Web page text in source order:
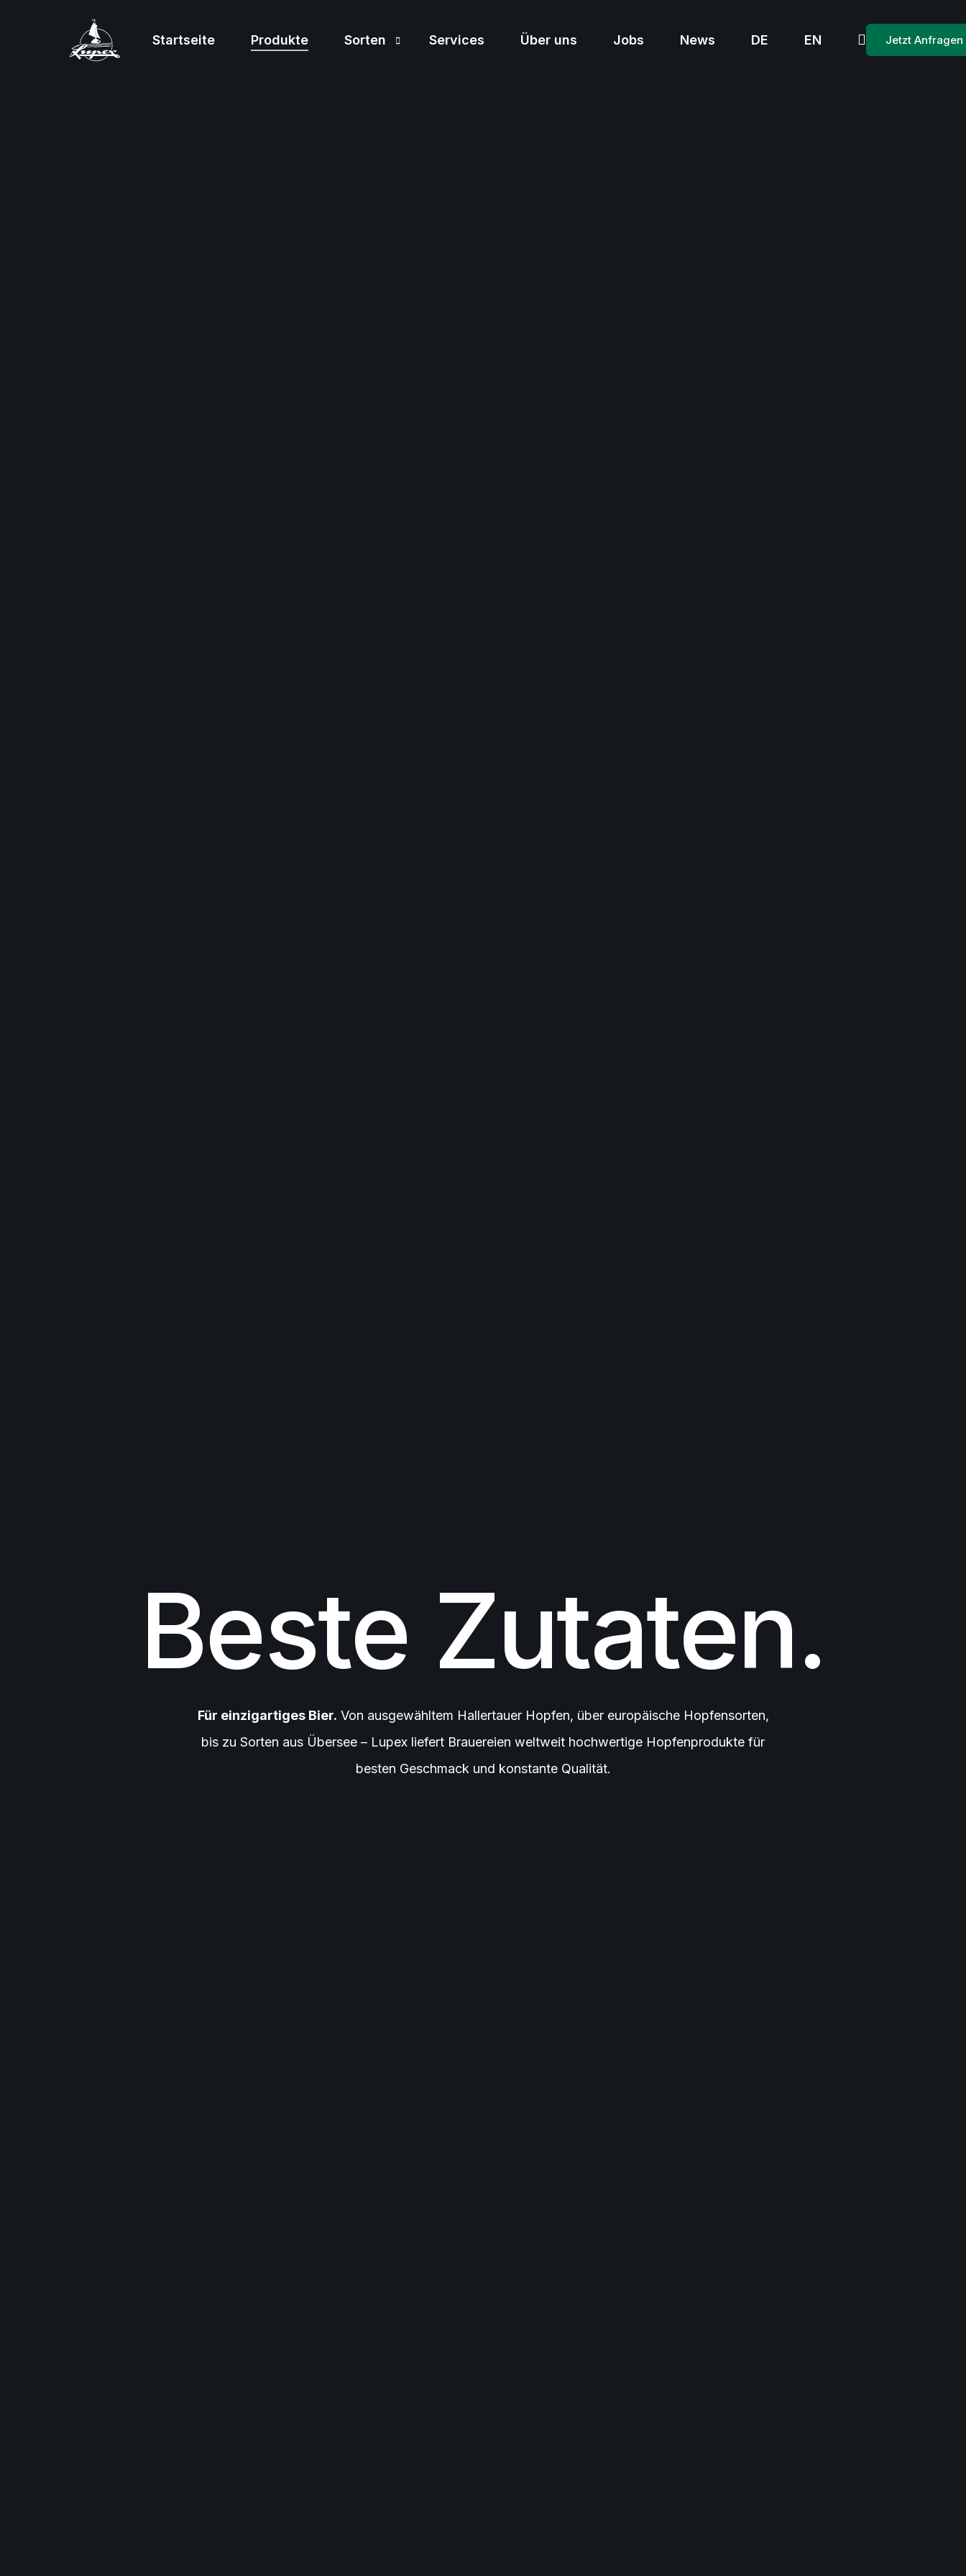
Startseite Produkte Sorten Services Über uns Jobs News DE EN Jetzt Anfragen
Beste Zutaten.
Für einzigartiges Bier. Von ausgewähltem Hallertauer Hopfen, über europäische Hopfensorten,
bis zu Sorten aus Übersee – Lupex liefert Brauereien weltweit hochwertige Hopfenprodukte für
besten Geschmack und konstante Qualität.